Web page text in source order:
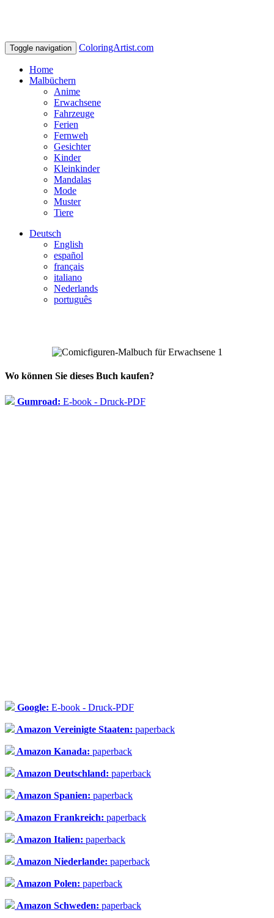
Toggle navigation ColoringArtist.com
Home
Malbüchern
Anime
Erwachsene
Fahrzeuge
Ferien
Fernweh
Gesichter
Kinder
Kleinkinder
Mandalas
Mode
Muster
Tiere
Deutsch
English
español
français
italiano
Nederlands
português
Wo können Sie dieses Buch kaufen?
Gumroad: E-book - Druck-PDF
Google: E-book - Druck-PDF
Amazon Vereinigte Staaten: paperback
Amazon Kanada: paperback
Amazon Deutschland: paperback
Amazon Spanien: paperback
Amazon Frankreich: paperback
Amazon Italien: paperback
Amazon Niederlande: paperback
Amazon Polen: paperback
Amazon Schweden: paperback